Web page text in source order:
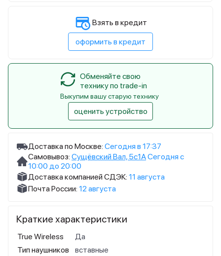
Доставка по Москве: Сегодня в 17:37
Самовывоз: Сущёвский Вал, 5с1АСегодня с
10:00 до 20:00
Доставка компанией СДЭК: 11 августа
Почта России: 12 августа
Краткие характеристики
True Wireless
Да
Тип наушников
вставные
Взять в кредит
оформить в кредит
Обменяйте свою
технику по trade-in
Выкупим вашу старую технику
оценить устройство